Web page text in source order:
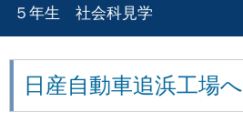
５年生 社会科見学
日産自動車追浜工場へ